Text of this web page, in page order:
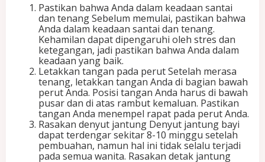
u
t
Pastikan bahwa Anda dalam keadaan santai
dan tenang Sebelum memulai, pastikan bahwa
Anda dalam keadaan santai dan tenang.
Kehamilan dapat dipengaruhi oleh stres dan
ketegangan, jadi pastikan bahwa Anda dalam
keadaan yang baik.
Letakkan tangan pada perut Setelah merasa
tenang, letakkan tangan Anda di bagian bawah
perut Anda. Posisi tangan Anda harus di bawah
pusar dan di atas rambut kemaluan. Pastikan
tangan Anda menempel rapat pada perut Anda.
Rasakan denyut jantung Denyut jantung bayi
dapat terdengar sekitar 8-10 minggu setelah
pembuahan, namun hal ini tidak selalu terjadi
pada semua wanita. Rasakan detak jantung